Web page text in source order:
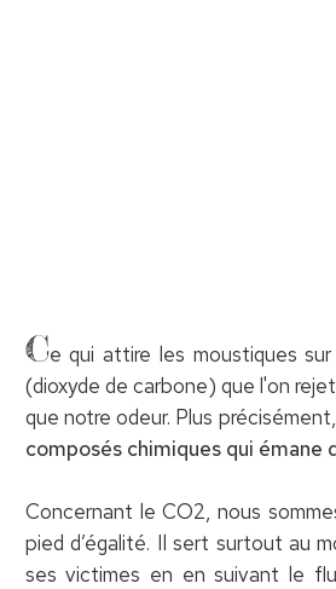
Ce qui attire les moustiques
(dioxyde de carbone) que l'on
que notre odeur. Plus
composés chimiques qui émane
Concernant le CO2, nous
pied d’égalité. Il sert surtout au
ses victimes en en suivant le